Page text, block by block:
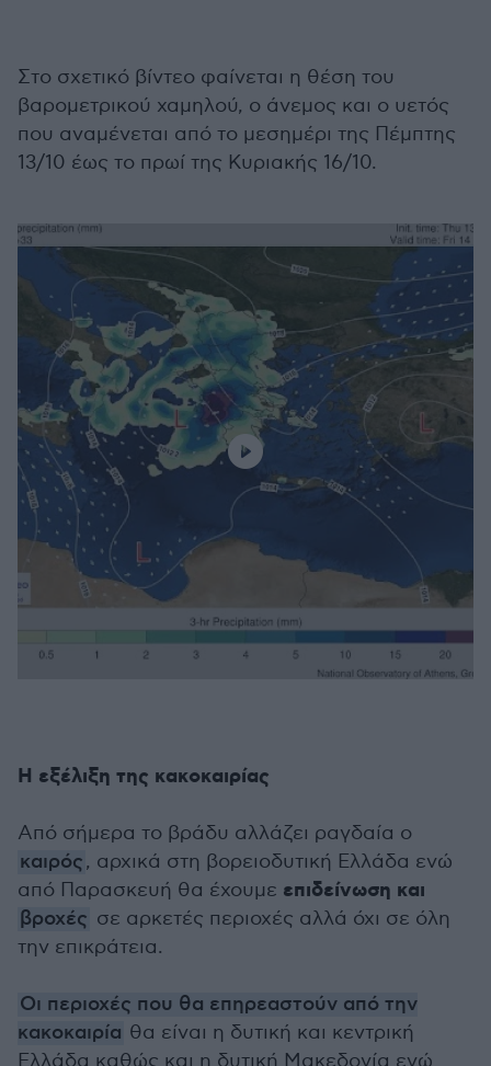
Στο σχετικό βίντεο φαίνεται η θέση του
βαρομετρικού χαμηλού, ο άνεμος και ο υετός
που αναμένεται από το μεσημέρι της Πέμπτης
13/10 έως το πρωί της Κυριακής 16/10.
Η εξέλιξη της κακοκαιρίας
Από σήμερα το βράδυ αλλάζει ραγδαία ο
καιρός, αρχικά στη βορειοδυτική Ελλάδα ενώ
από Παρασκευή θα έχουμε επιδείνωση και
βροχές σε αρκετές περιοχές αλλά όχι σε όλη
την επικράτεια.
Οι περιοχές που θα επηρεαστούν από την
κακοκαιρία θα είναι η δυτική και κεντρική
Ελλάδα καθώς και η δυτική Μακεδονία ενώ